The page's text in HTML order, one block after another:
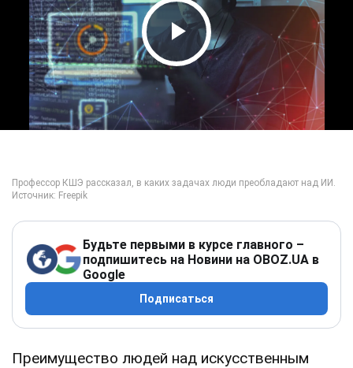
Play Video
Будьте первыми в курсе главного –
подпишитесь на Новини на OBOZ.UA в
Google
Подписаться
Преимущество людей над искусственным